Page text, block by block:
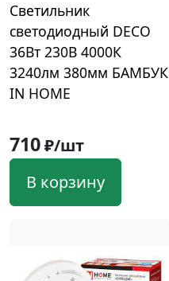
Светильник
светодиодный DECO
36Вт 230В 4000К
3240лм 380мм БАМБУК
IN HOME
710₽/шт
В корзину